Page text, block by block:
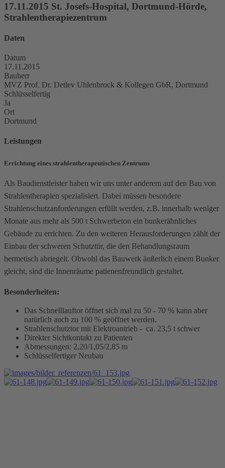
17.11.2015 St. Josefs-Hospital, Dortmund-Hörde,
Strahlentherapiezentrum
Daten
Datum
17.11.2015
Bauherr
MVZ Prof. Dr. Detlev Uhlenbrock & Kollegen GbR, Dortmund
Schlüsselfertig
Ja
Ort
Dortmund
Leistungen
Errichtung eines strahlentherapeutischen Zentrums
Als Baudienstleister haben wir uns unter anderem auf den Bau von
Strahlentherapien spezialisiert. Dabei müssen besondere
Strahlenschutzanforderungen erfüllt werden, z.B. innerhalb weniger
Monate aus mehr als 500 t Schwerbeton ein bunkerähnliches
Gebäude zu errichten. Zu den weiteren Herausforderungen zählt der
Einbau der schweren Schutztür, die den Behandlungsraum
hermetisch abriegelt. Obwohl das Bauwerk äußerlich einem Bunker
gleicht, sind die Innenräume patienenfreundlich gestaltet.
Besonderheiten:
Das Schnelllauftor öffnet sich mal zu 50 - 70 % kann aber
natürlich auch zu 100 % geöffnet werden.
Strahlenschutztor mit Elektroantrieb - ca. 23,5 t schwer
Direkter Sichtkontakt zu Patienten
Abmessungen: 2,20/1,05/2,85 m
Schlüsselfertiger Neubau